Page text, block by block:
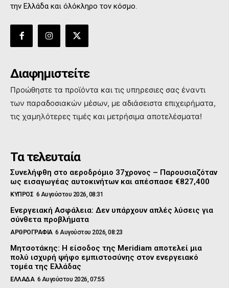
την Ελλάδα και όλόκληρο τον κόσμο.
Διαφημιστείτε
Προώθηστε τα προϊόντα και τις υπηρεσιες σας έναντι
των παραδοσιακών μέσων, με αδιάσειστα επιχειρήματα,
τις χαμηλότερες τιμές και μετρήσιμα αποτελέσματα!
Τα τελευταία
Συνελήφθη στο αεροδρόμιο 37χρονος – Παρουσιαζόταν
ως εισαγωγέας αυτοκινήτων και απέσπασε €827,400
ΚΥΠΡΟΣ 6 Αυγούστου 2026, 08:31
Ενεργειακή Ασφάλεια: Δεν υπάρχουν απλές λύσεις για
σύνθετα προβλήματα
ΑΡΘΡΟΓΡΑΦΙΑ 6 Αυγούστου 2026, 08:23
Μητσοτάκης: Η είσοδος της Meridiam αποτελεί μια
πολύ ισχυρή ψήφο εμπιστοσύνης στον ενεργειακό
τομέα της Ελλάδας
ΕΛΛΑΔΑ 6 Αυγούστου 2026, 07:55